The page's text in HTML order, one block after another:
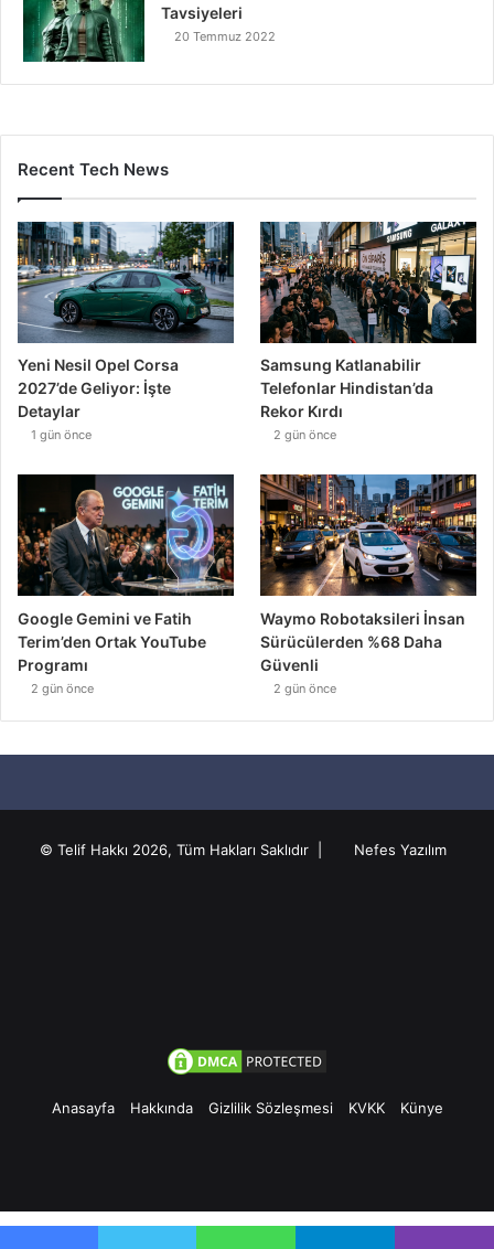
Tavsiyeleri
20 Temmuz 2022
Recent Tech News
Yeni Nesil Opel Corsa
2027’de Geliyor: İşte
Detaylar
1 gün önce
Samsung Katlanabilir
Telefonlar Hindistan’da
Rekor Kırdı
2 gün önce
Google Gemini ve Fatih
Terim’den Ortak YouTube
Programı
2 gün önce
Waymo Robotaksileri İnsan
Sürücülerden %68 Daha
Güvenli
2 gün önce
© Telif Hakkı 2026, Tüm Hakları Saklıdır | Nefes Yazılım
Anasayfa Hakkında Gizlilik Sözleşmesi KVKK Künye